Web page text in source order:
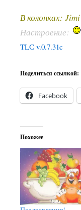
В колонках:
Настроение:
TLС v.0.7.31c
Поделиться ссылкой:
Facebook
Похожее